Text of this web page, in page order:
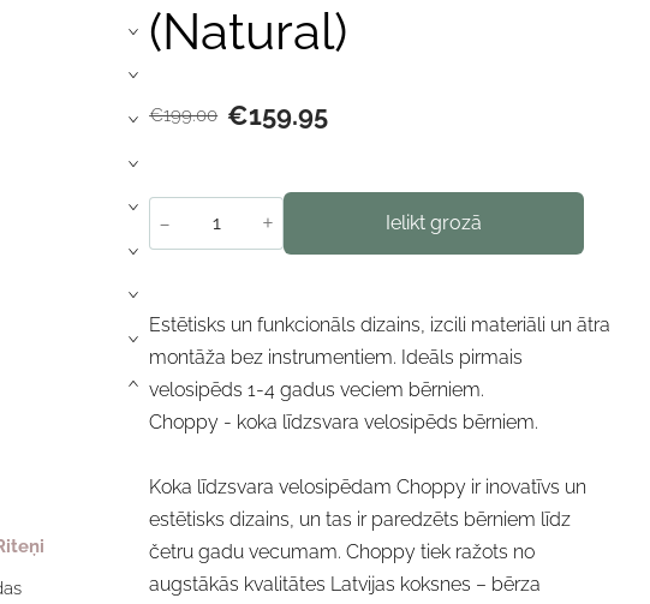
›
›
›
›
›
›
›
›
›
(Natural)
€199.00 €159.95
- + Ielikt grozā
Estētisks un funkcionāls dizains, izcili materiāli un ātra
montāža bez instrumentiem. Ideāls pirmais
velosipēds 1-4 gadus veciem bērniem.
Choppy - koka līdzsvara velosipēds bērniem.
Koka līdzsvara velosipēdam Choppy ir inovatīvs un
estētisks dizains, un tas ir paredzēts bērniem līdz
četru gadu vecumam. Choppy tiek ražots no
augstākās kvalitātes Latvijas koksnes – bērza